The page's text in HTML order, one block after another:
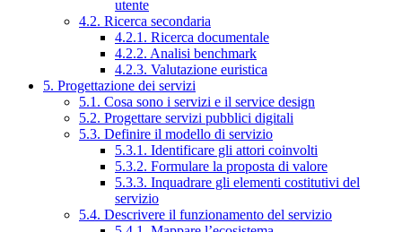
utente
4.2. Ricerca secondaria
4.2.1. Ricerca documentale
4.2.2. Analisi benchmark
4.2.3. Valutazione euristica
5. Progettazione dei servizi
5.1. Cosa sono i servizi e il service design
5.2. Progettare servizi pubblici digitali
5.3. Definire il modello di servizio
5.3.1. Identificare gli attori coinvolti
5.3.2. Formulare la proposta di valore
5.3.3. Inquadrare gli elementi costitutivi del
servizio
5.4. Descrivere il funzionamento del servizio